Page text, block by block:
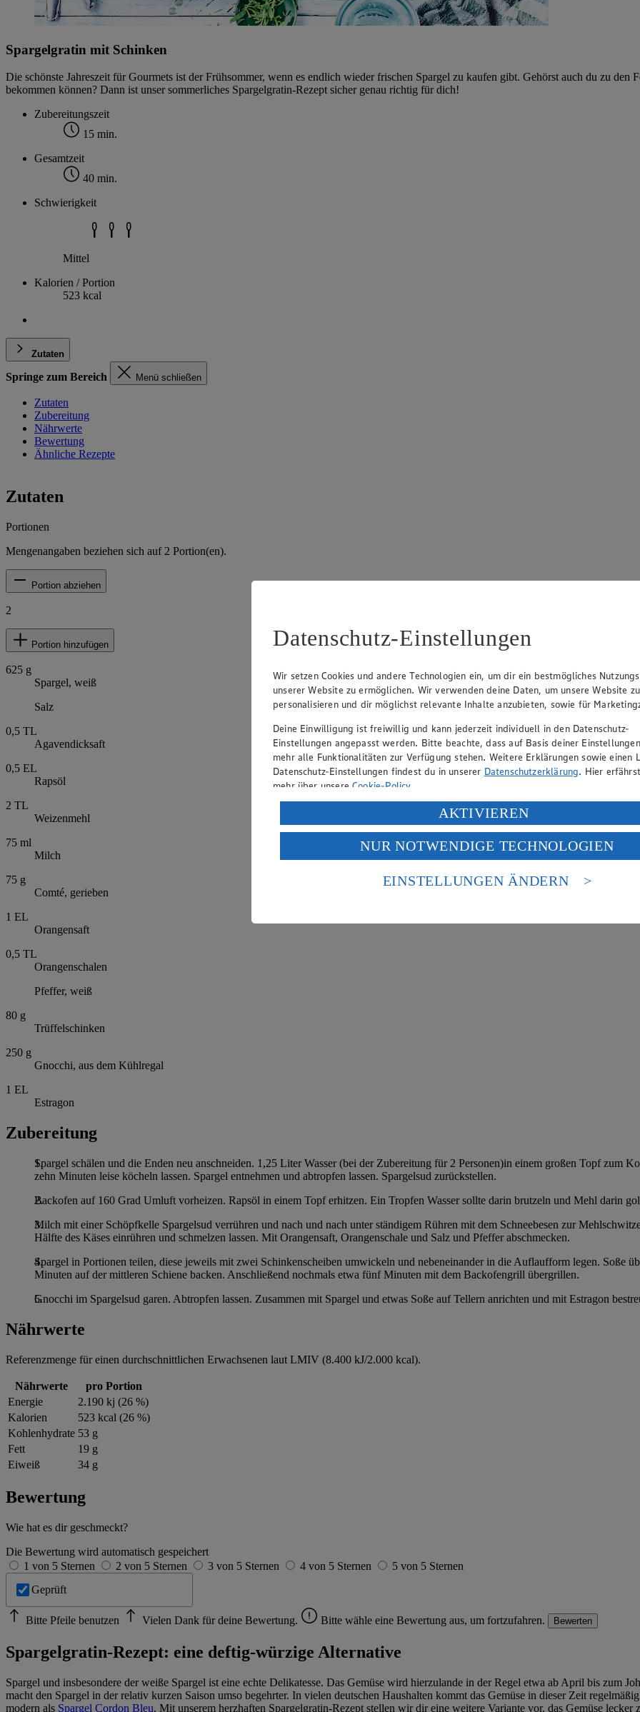
Spargelgratin mit Schinken
Die schönste Jahreszeit für Gourmets ist der Frühsommer, wenn es endlich wieder frischen Spargel zu kaufen gibt. Gehörst auch du zu den
bekommen können? Dann ist unser sommerliches Spargelgratin-Rezept sicher genau richtig für dich!
Zubereitungszeit
15 min.
Gesamtzeit
40 min.
Schwierigkeit
Mittel
Kalorien / Portion
523 kcal
Zutaten
Springe zum Bereich Menü schließen
Zutaten
Zubereitung
Nährwerte
Bewertung
Ähnliche Rezepte
Zutaten
Portionen
Mengenangaben beziehen sich auf 2 Portion(en).
Portion abziehen
2
Portion hinzufügen
625 g
Spargel, weiß
Salz
0,5 TL
Agavendicksaft
0,5 EL
Rapsöl
2 TL
Weizenmehl
75 ml
Milch
75 g
Comté, gerieben
1 EL
Orangensaft
0,5 TL
Orangenschalen
Pfeffer, weiß
80 g
Trüffelschinken
250 g
Gnocchi, aus dem Kühlregal
1 EL
Estragon
Zubereitung
Spargel schälen und die Enden neu anschneiden. 1,25 Liter Wasser (bei der Zubereitung für 2 Personen)in einem großen Topf zum
zehn Minuten leise köcheln lassen. Spargel entnehmen und abtropfen lassen. Spargelsud zurückstellen.
Backofen auf 160 Grad Umluft vorheizen. Rapsöl in einem Topf erhitzen. Ein Tropfen Wasser sollte darin brutzeln und Mehl darin
Milch mit einer Schöpfkelle Spargelsud verrühren und nach und nach unter ständigem Rühren mit dem Schneebesen zur
Hälfte des Käses einrühren und schmelzen lassen. Mit Orangensaft, Orangenschale und Salz und Pfeffer abschmecken.
Spargel in Portionen teilen, diese jeweils mit zwei Schinkenscheiben umwickeln und nebeneinander in die Auflaufform legen. Soße
Minuten auf der mittleren Schiene backen. Anschließend nochmals etwa fünf Minuten mit dem Backofengrill übergrillen.
Gnocchi im Spargelsud garen. Abtropfen lassen. Zusammen mit Spargel und etwas Soße auf Tellern anrichten und mit Estragon
Nährwerte
Referenzmenge für einen durchschnittlichen Erwachsenen laut LMIV (8.400 kJ/2.000 kcal).
Nährwerte
pro Portion
Energie
2.190 kj (26 %)
Kalorien
523 kcal (26 %)
Kohlenhydrate 53 g
Fett
19 g
Eiweiß
34 g
Bewertung
Wie hat es dir geschmeckt?
Die Bewertung wird automatisch gespeichert
1 von 5 Sternen
2 von 5 Sternen 3 von 5 Sternen 4 von 5 Sternen
5 von 5 Sternen
Geprüft
Bitte Pfeile benutzen Vielen Dank für deine Bewertung. Bitte wähle eine Bewertung aus, um fortzufahren. Bewerten
Spargelgratin-Rezept: eine deftig-würzige Alternative
Spargel und insbesondere der weiße Spargel ist eine echte Delikatesse. Das Gemüse wird hierzulande in der Regel etwa ab April bis zum
macht den Spargel in der relativ kurzen Saison umso begehrter. In vielen deutschen Haushalten kommt das Gemüse in dieser Zeit
modern als Spargel Cordon Bleu. Mit unserem herzhaften Spargelgratin-Rezept stellen wir dir eine weitere Variante vor, das Gemüse lecker
Datenschutz-Einstellungen
Wir setzen Cookies und andere Technologien ein, um dir ein bestmögliches
unserer Website zu ermöglichen. Wir verwenden deine Daten, um unsere Website zu
personalisieren und dir möglichst relevante Inhalte anzubieten, sowie für
Deine Einwilligung ist freiwillig und kann jederzeit individuell in den Datenschutz-
Einstellungen angepasst werden. Bitte beachte, dass auf Basis deiner
mehr alle Funktionalitäten zur Verfügung stehen. Weitere Erklärungen sowie einen
Datenschutz-Einstellungen findest du in unserer Datenschutzerklärung. Hier
mehr über unsereCookie-Policy.
Verarbeitung deiner personenbezogenen Daten in den USA durch Facebook und
Wenn du auf „Aktivieren“ klickst, willigst du im Sinne des Art. 49 Abs. 1 Satz 1 lit.
ein, dass deine Daten in den USA verarbeitet werden. Der EuGH sieht die USA als
einem nach europäischen Standards nicht angemessenen Datenschutzniveau an. Es
Risiko eines Zugriffs durch US-amerikanische Behörden.
AKTIVIEREN
NUR NOTWENDIGE TECHNOLOGIEN
EINSTELLUNGEN ÄNDERN